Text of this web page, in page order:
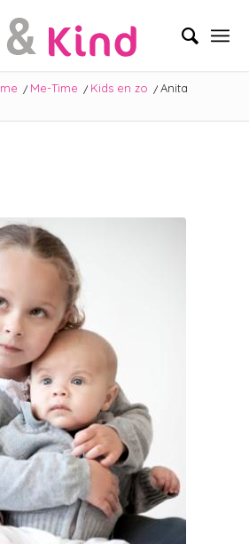
/ Me-Time / Kids en zo / Anita